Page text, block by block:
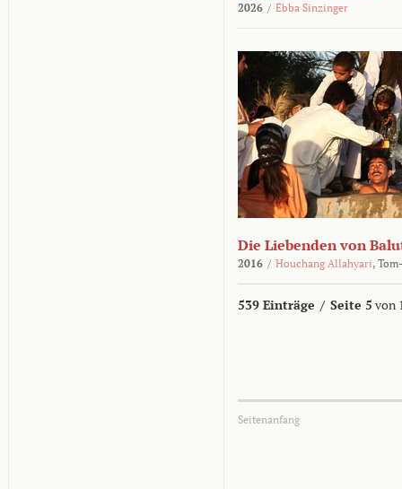
2026 / Ebba Sinzinger
Die Liebenden von
2016 / Houchang Allahyari,
539 Einträge / Seite 5 von
Seitenanfang